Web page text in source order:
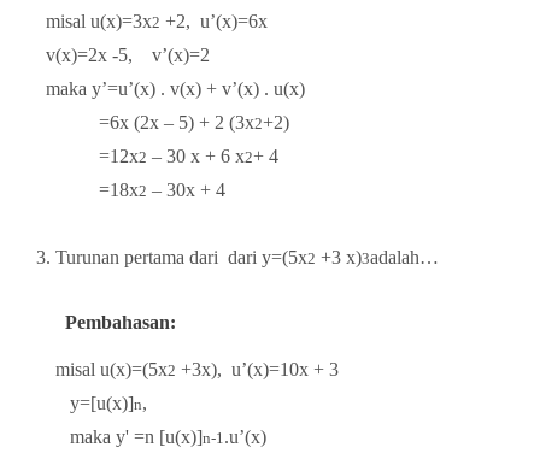
misal u(x)=3x2 +2, u’(x)=6x
v(x)=2x -5,
v’(x)=2
maka y’=u’(x) . v(x) + v’(x) . u(x)
=6x (2x – 5) + 2 (3x2+2)
=12x2 – 30 x + 6 x2+ 4
=18x2 – 30x + 4
3. Turunan pertama dari dari y=(5x2 +3 x)3adalah…
Pembahasan:
misal u(x)=(5x2 +3x), u’(x)=10x + 3
y=[u(x)]n,
maka y' =n [u(x)]n-1.u’(x)